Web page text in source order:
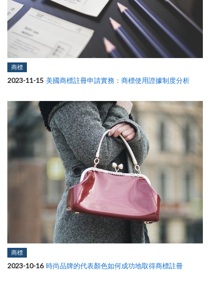
商標
2023-11-15 美國商標註冊申請實務：商標使用證據制度分析
商標
2023-10-16 時尚品牌的代表顏色如何成功地取得商標註冊